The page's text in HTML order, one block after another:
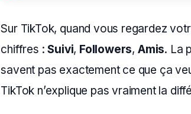
Sur TikTok, quand vous regardez
chiffres :Suivi, Followers, Amis. La
savent pas exactement ce que ça
TikTok n’explique pas vraiment la